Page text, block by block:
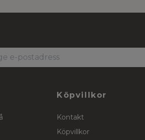
Köpvillkor
Kontakt
Köpvillkor